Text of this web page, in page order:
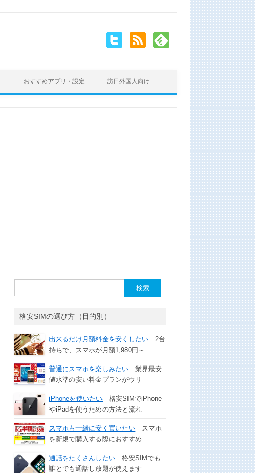
おすすめアプリ・設定 訪日外国人向け
索:
格安SIMの選び方（目的別）
出来るだけ月額料金を安くしたい 2台
持ちで、スマホが月額1,980円～
普通にスマホを楽しみたい 業界最安
値水準の安い料金プランがウリ
iPhoneを使いたい 格安SIMでiPhone
やiPadを使うための方法と流れ
スマホも一緒に安く買いたい スマホ
を新規で購入する際におすすめ
通話をたくさんしたい 格安SIMでも
誰とでも通話し放題が使えます